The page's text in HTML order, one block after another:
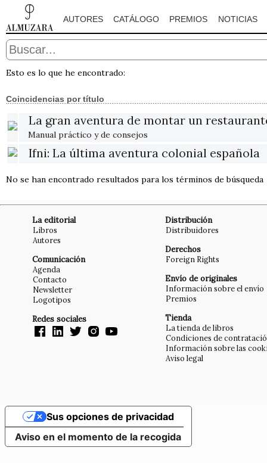
AUTORES CATÁLOGO PREMIOS NOTICIAS
Esto es lo que he encontrado:
Coincidencias por título
La gran aventura de montar un
Manual práctico y de consejos
Ifni: La última aventura colonial española
No se han encontrado resultados para los términos de búsqueda
La editorial
Libros
Autores
Comunicación
Agenda
Contacto
Newsletter
Logotipos
Redes sociales
Distribución
Distribuidores
Derechos
Foreign Rights
Envío de originales
Información sobre el envío
Premios
Tienda
La tienda de libros
Condiciones de
Información sobre las
Aviso legal
Aviso en el momento de la recogida
Sus opciones de privacidad